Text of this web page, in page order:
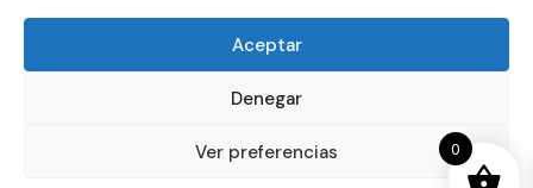
Aceptar
Denegar
Ver preferencias 0